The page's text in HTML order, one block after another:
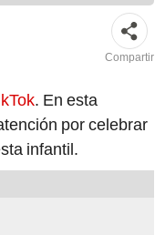
Compartir
. En esta
por celebrar
infantil.